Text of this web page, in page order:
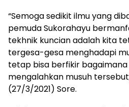
“Semoga sedikit ilmu yang
pemuda Sukorahayu
tekhnik kuncian adalah kita
tergesa-gesa menghadapi
tetap bisa berfikir
mengalahkan musuh
(27/3/2021) Sore.